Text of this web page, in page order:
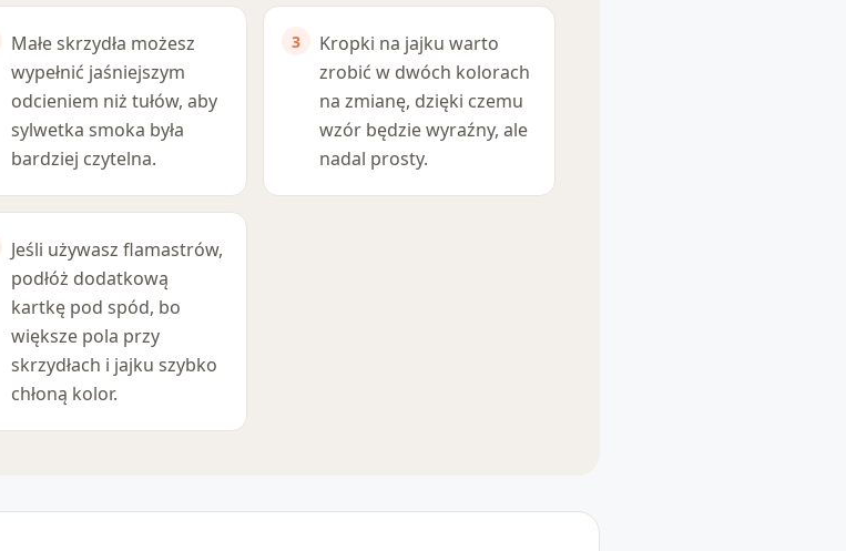
Małe skrzydła możesz
wypełnić jaśniejszym
odcieniem niż tułów, aby
sylwetka smoka była
bardziej czytelna.
Kropki na jajku warto
zrobić w dwóch kolorach
na zmianę, dzięki czemu
wzór będzie wyraźny, ale
nadal prosty.
Jeśli używasz flamastrów,
podłóż dodatkową
kartkę pod spód, bo
większe pola przy
skrzydłach i jajku szybko
chłoną kolor.